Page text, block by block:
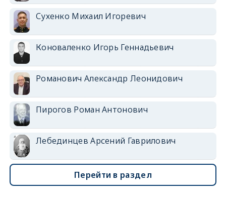
Сухенко Михаил Игоревич
Коноваленко Игорь Геннадьевич
Романович Александр Леонидович
Пирогов Роман Антонович
Лебединцев Арсений Гаврилович
Перейти в раздел